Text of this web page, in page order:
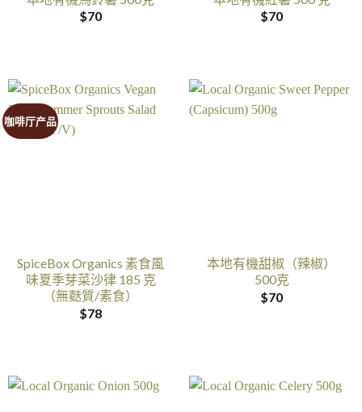
$70
$70
咖啡厅产品
SpiceBox Organics 素食風
味夏季芽菜沙律 185 克
（無麩質/素食）
$78
本地有機甜椒（辣椒）
500克
$70